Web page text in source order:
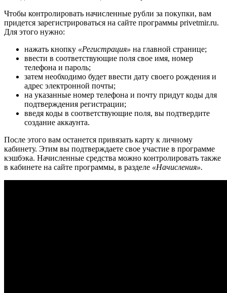
Чтобы контролировать начисленные рубли за покупки, вам
придется зарегистрироваться на сайте программы privetmir.ru.
Для этого нужно:
нажать кнопку «Регистрация» на главной странице;
ввести в соответствующие поля свое имя, номер
телефона и пароль;
затем необходимо будет ввести дату своего рождения и
адрес электронной почты;
на указанные номер телефона и почту придут коды для
подтверждения регистрации;
введя коды в соответствующие поля, вы подтвердите
создание аккаунта.
После этого вам останется привязать карту к личному
кабинету. Этим вы подтверждаете свое участие в программе
кэшбэка. Начисленные средства можно контролировать также
в кабинете на сайте программы, в разделе «Начисления».